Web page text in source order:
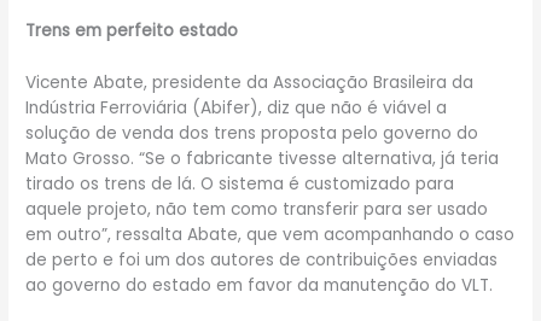
Trens em perfeito estado
Vicente Abate, presidente da Associação Brasileira da
Indústria Ferroviária (Abifer), diz que não é viável a
solução de venda dos trens proposta pelo governo do
Mato Grosso. “Se o fabricante tivesse alternativa, já teria
tirado os trens de lá. O sistema é customizado para
aquele projeto, não tem como transferir para ser usado
em outro”, ressalta Abate, que vem acompanhando o caso
de perto e foi um dos autores de contribuições enviadas
ao governo do estado em favor da manutenção do VLT.